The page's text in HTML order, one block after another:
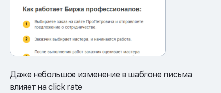
Даже небольшое изменение в шаблоне письма
влияет на click rate